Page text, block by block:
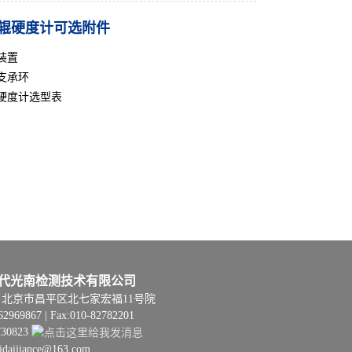
硬度计可选附件
置
承环
度计选型表
光南检测技术有限公司
北京市昌平区北七家宏福11号院
| Fax:010-82782201